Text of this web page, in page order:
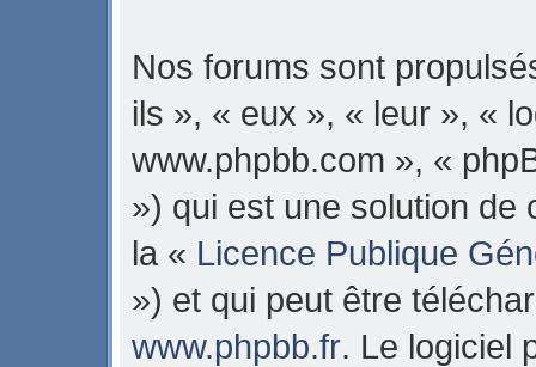
Nos forums sont
ils », « eux », « leur », «
www.phpbb.com », «
») qui est une solution de
la « Licence Publique
») et qui peut être
www.phpbb.fr. Le logiciel